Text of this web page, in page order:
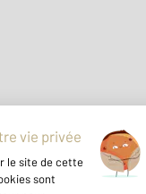
500 m ©Mappy